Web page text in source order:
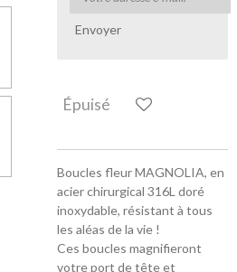
Envoyer
Épuisé
Boucles fleur MAGNOLIA, en
acier chirurgical 316L doré
inoxydable, résistant à tous
les aléas de la vie !
Ces boucles magnifieront
votre port de tête et